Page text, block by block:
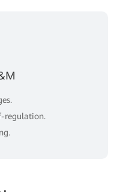
regulation.